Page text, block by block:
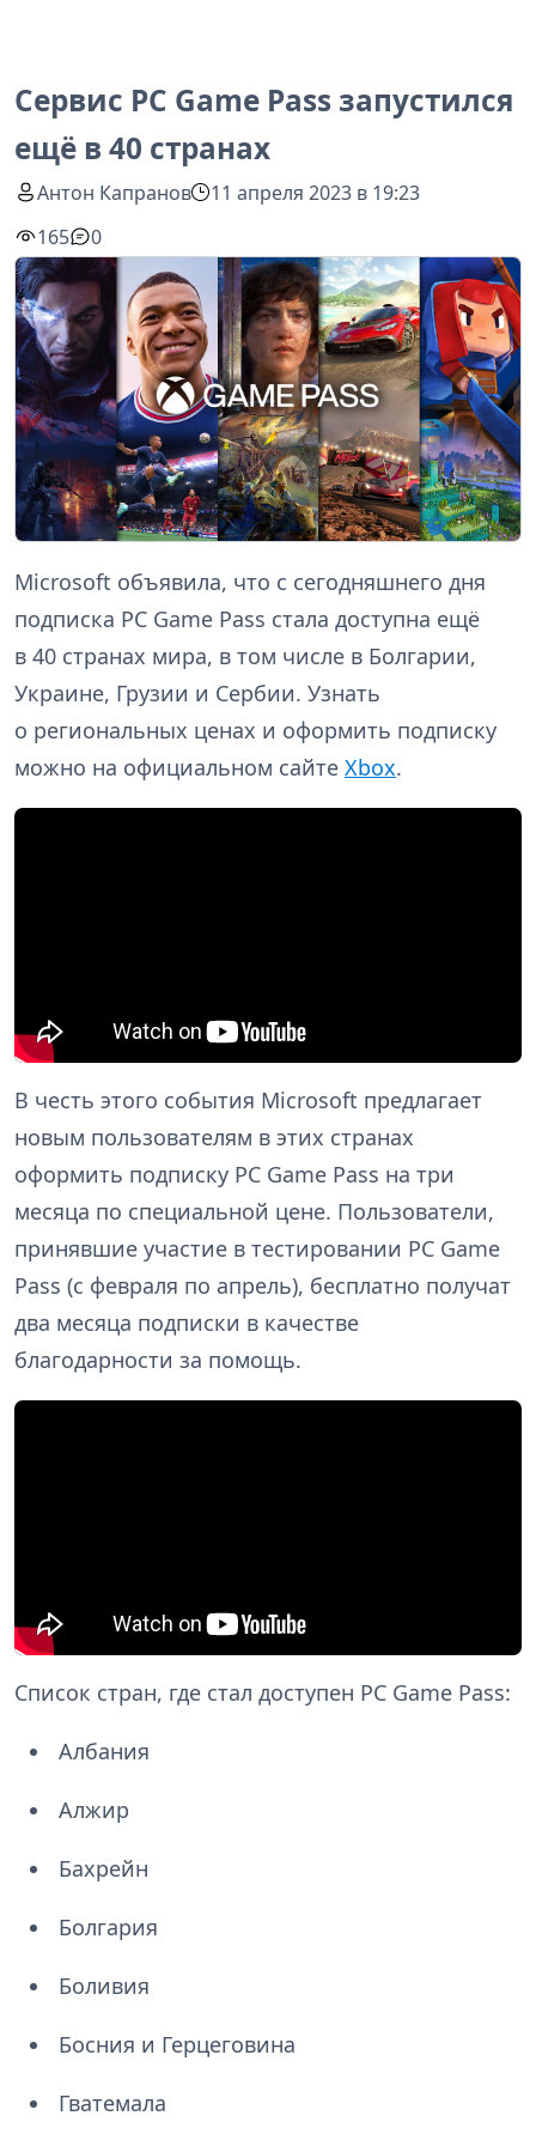
Сервис PC Game Pass запустился
ещё в 40 странах
Антон Капранов
11 апреля 2023 в 19:23
165
0
Microsoft объявила, что с сегодняшнего дня
подписка PC Game Pass стала доступна ещё
в 40 странах мира, в том числе в Болгарии,
Украине, Грузии и Сербии. Узнать
о региональных ценах и оформить подписку
можно на официальном сайте Xbox.
В честь этого события Microsoft предлагает
новым пользователям в этих странах
оформить подписку PC Game Pass на три
месяца по специальной цене. Пользователи,
принявшие участие в тестировании PC Game
Pass (с февраля по апрель), бесплатно получат
два месяца подписки в качестве
благодарности за помощь.
Список стран, где стал доступен PC Game Pass:
Албания
Алжир
Бахрейн
Болгария
Боливия
Босния и Герцеговина
Гватемала